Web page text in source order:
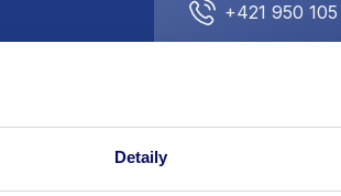
Detaily
+421 950